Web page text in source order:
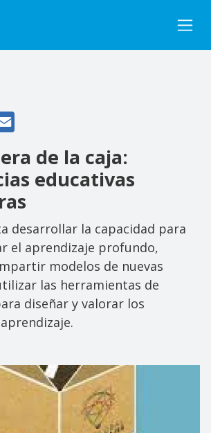
de la caja:
educativas
desarrollar la capacidad para
el aprendizaje profundo,
modelos de nuevas
las herramientas de
diseñar y valorar los